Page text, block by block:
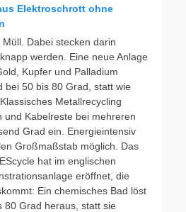
Elektroschrott ohne
Dabei stecken darin
werden. Eine neue Anlage
Kupfer und Palladium
bei 50 bis 80 Grad, statt wie
Metallrecycling
und Kabelreste bei mehreren
Grad ein. Energieintensiv
Großmaßstab möglich. Das
hat im englischen
eröffnet, die
Ein chemisches Bad löst
80 Grad heraus, statt sie